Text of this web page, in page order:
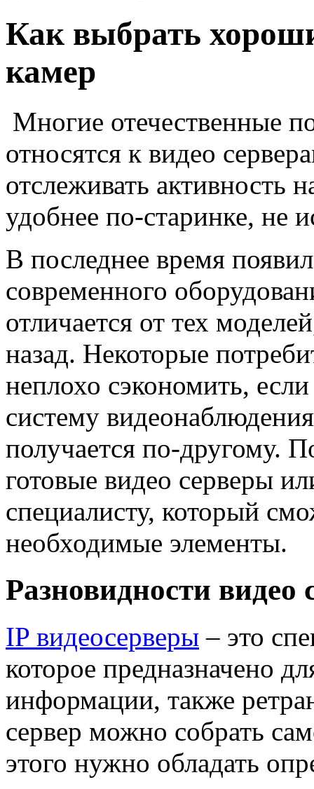
Как выбрать
камер
Многие отечественные
относятся к видео
отслеживать активность
удобнее по-старинке, не
В последнее время
современного
отличается от тех
назад. Некоторые
неплохо сэкономить,
систему
получается по-другому.
готовые видео серверы
специалисту, который
необходимые элементы.
Разновидности видео
IP видеосерверы – это
которое предназначено
информации, также
сервер можно собрать
этого нужно обладать